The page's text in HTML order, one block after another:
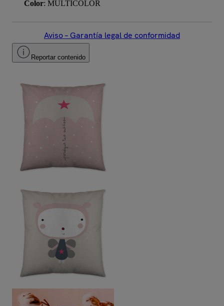
Color: MULTICOLOR
Aviso – Garantía legal de conformidad
Reportar contenido